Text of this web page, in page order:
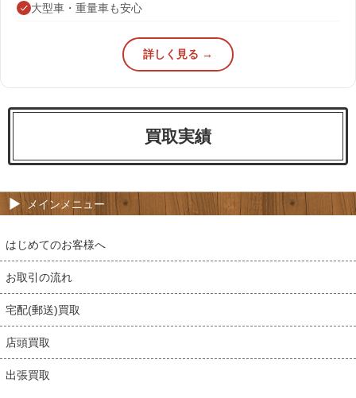
大型車・重量車も安心
詳しく見る →
買取実績
メインメニュー
はじめてのお客様へ
お取引の流れ
宅配(郵送)買取
店頭買取
出張買取